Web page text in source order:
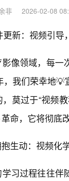
非 2026-02-08
新：视频引
像领域，每一
我们荣幸地
莫过于“视频
命，它将彻底
生动：视频化
习过程往往